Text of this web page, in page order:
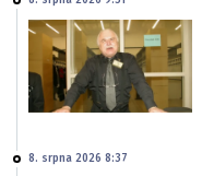
8. srpna 2026 8:37